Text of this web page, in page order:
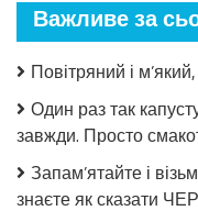
Важливе за
Повітряний і
Один раз так
завжди. Просто
Запам’ятайте і
знаєте як сказати